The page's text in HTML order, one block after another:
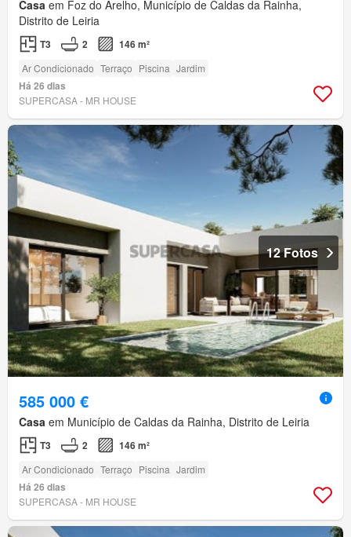
Casa em Foz do Arelho, Município de Caldas da Rainha,
Distrito de Leiria
T3 2 146 m²
Ar Condicionado Terraço Piscina Jardim
Há 26 dias
SUPERCASA - MR HOUSE
12 Fotos
585 000 €
Casa em Município de Caldas da Rainha, Distrito de Leiria
T3 2 146 m²
Ar Condicionado Terraço Piscina Jardim
Há 26 dias
SUPERCASA - MR HOUSE